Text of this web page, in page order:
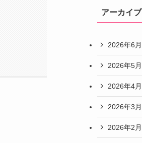
アーカイブ
2026年6月
2026年5月
2026年4月
2026年3月
2026年2月